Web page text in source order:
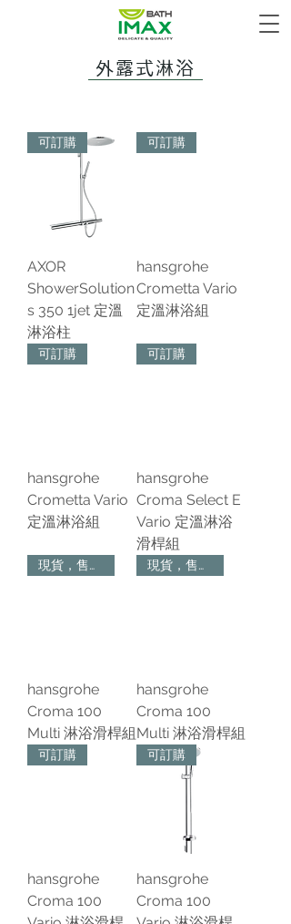
外露式淋浴
可訂購
AXOR
ShowerSolution
s 350 1jet 定溫
淋浴柱
可訂購
hansgrohe
Crometta Vario
定溫淋浴組
可訂購
hansgrohe
Crometta Vario
定溫淋浴組
可訂購
hansgrohe
Croma Select E
Vario 定溫淋浴
滑桿組
現貨，售完為止
hansgrohe
Croma 100
Multi 淋浴滑桿組
現貨，售完為止
hansgrohe
Croma 100
Multi 淋浴滑桿組
可訂購
hansgrohe
Croma 100
可訂購
hansgrohe
Croma 100